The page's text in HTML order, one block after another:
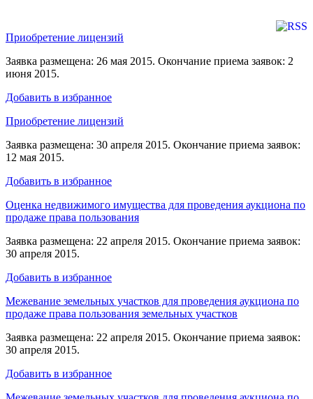
Приобретение лицензий
Заявка размещена: 26 мая 2015. Окончание приема заявок: 2
июня 2015.
Добавить в избранное
Приобретение лицензий
Заявка размещена: 30 апреля 2015. Окончание приема заявок:
12 мая 2015.
Добавить в избранное
Оценка недвижимого имущества для проведения аукциона по
продаже права пользования
Заявка размещена: 22 апреля 2015. Окончание приема заявок:
30 апреля 2015.
Добавить в избранное
Межевание земельных участков для проведения аукциона по
продаже права пользования земельных участков
Заявка размещена: 22 апреля 2015. Окончание приема заявок:
30 апреля 2015.
Добавить в избранное